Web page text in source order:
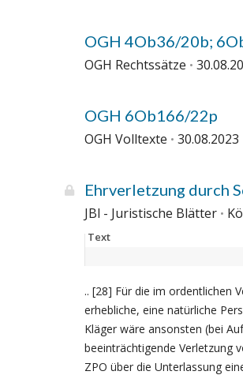
OGH 4Ob36/20b;
OGH Rechtssätze
OGH 6Ob166/22p
OGH Volltexte 30.08.2023
Ehrverletzung durch
JBl - Juristische Blätter
Text
.. [28] Für die im ordentlichen
erhebliche, eine natürliche
Kläger wäre ansonsten (bei
beeinträchtigende Verletzung
ZPO über die Unterlassung